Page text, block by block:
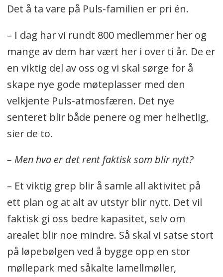
Det å ta vare på Puls-familien er pri én.
– I dag har vi rundt 800 medlemmer her og
mange av dem har vært her i over ti år. De er
en viktig del av oss og vi skal sørge for å
skape nye gode møteplasser med den
velkjente Puls-atmosfæren. Det nye
senteret blir både penere og mer helhetlig,
sier de to.
– Men hva er det rent faktisk som blir nytt?
– Et viktig grep blir å samle all aktivitet på
ett plan og at alt av utstyr blir nytt. Det vil
faktisk gi oss bedre kapasitet, selv om
arealet blir noe mindre. Så skal vi satse stort
på løpebølgen ved å bygge opp en stor
møllepark med såkalte lamellmøller,